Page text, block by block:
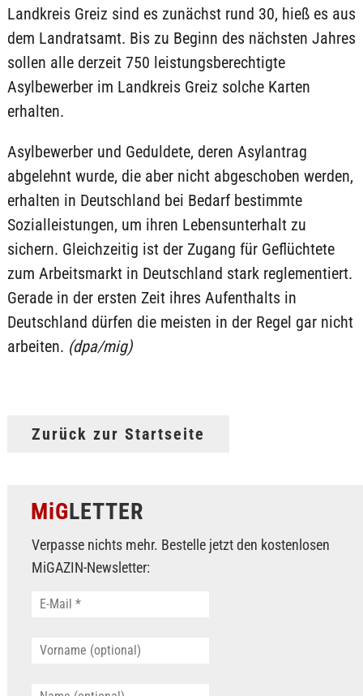
Landkreis Greiz sind es zunächst rund 30, hieß es aus
dem Landratsamt. Bis zu Beginn des nächsten Jahres
sollen alle derzeit 750 leistungsberechtigte
Asylbewerber im Landkreis Greiz solche Karten
erhalten.
Asylbewerber und Geduldete, deren Asylantrag
abgelehnt wurde, die aber nicht abgeschoben werden,
erhalten in Deutschland bei Bedarf bestimmte
Sozialleistungen, um ihren Lebensunterhalt zu
sichern. Gleichzeitig ist der Zugang für Geflüchtete
zum Arbeitsmarkt in Deutschland stark reglementiert.
Gerade in der ersten Zeit ihres Aufenthalts in
Deutschland dürfen die meisten in der Regel gar nicht
arbeiten. (dpa/mig)
Zurück zur Startseite
MiGLETTER
Verpasse nichts mehr. Bestelle jetzt den kostenlosen
MiGAZIN-Newsletter: